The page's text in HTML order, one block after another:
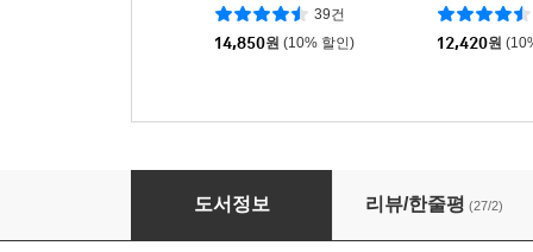
39건
14,850원 (10% 할인) 12,420원
침묵의 미래
도서정보 리뷰/한줄평 (27/2)